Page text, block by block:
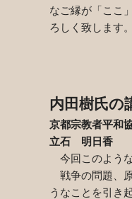
なご縁が「ここ
ろしく致します。
内田樹氏の
京都宗教者平和
立石 明日香
今回このよう
戦争の問題、
うなことを引き